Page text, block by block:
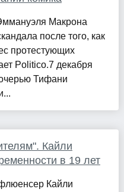
Макрона
после того, как
протестующих
Politico.7 декабря
Тифани
Кайли
в 19 лет
Кайли